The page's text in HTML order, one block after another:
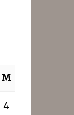
M
4